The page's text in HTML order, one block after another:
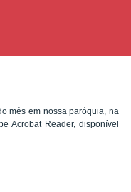
mês em nossa paróquia, na
Acrobat Reader, disponível